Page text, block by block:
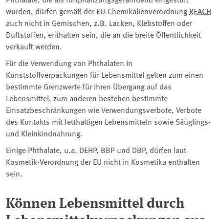
wurden, dürfen gemäß der EU-Chemikalienverordnung REACH
auch nicht in Gemischen, z.B. Lacken, Klebstoffen oder
Duftstoffen, enthalten sein, die an die breite Öffentlichkeit
verkauft werden.
Für die Verwendung von Phthalaten in
Kunststoffverpackungen für Lebensmittel gelten zum einen
bestimmte Grenzwerte für ihren Übergang auf das
Lebensmittel, zum anderen bestehen bestimmte
Einsatzbeschränkungen wie Verwendungsverbote, Verbote
des Kontakts mit fetthaltigen Lebensmitteln sowie Säuglings-
und Kleinkindnahrung.
Einige Phthalate, u.a. DEHP, BBP und DBP, dürfen laut
Kosmetik-Verordnung der EU nicht in Kosmetika enthalten
sein.
Können Lebensmittel durch